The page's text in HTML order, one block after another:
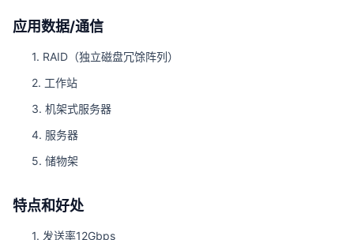
应用数据/通信
1. RAID（独立磁盘冗馀阵列）
2. 工作站
3. 机架式服务器
4. 服务器
5. 储物架
特点和好处
1. 发送率12Gbps